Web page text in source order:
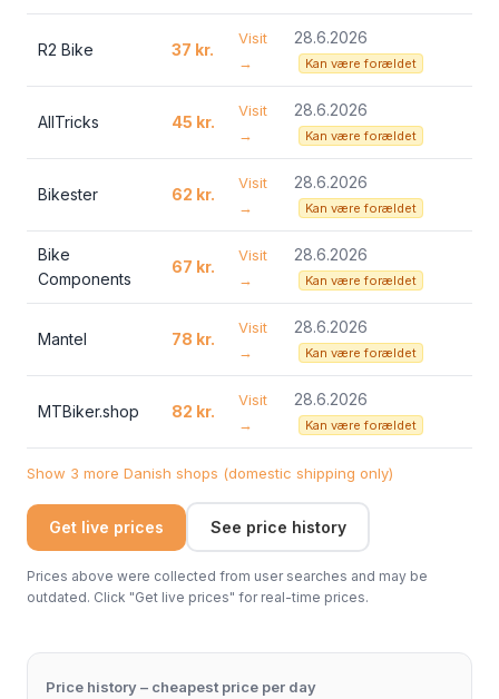
R2 Bike 37 kr.
Visit
→
28.6.2026
Kan være forældet
AllTricks 45 kr.
Visit
→
28.6.2026
Kan være forældet
Bikester 62 kr.
Visit
→
28.6.2026
Kan være forældet
Bike
Components
67 kr.
Visit
→
28.6.2026
Kan være forældet
Mantel 78 kr.
Visit
→
28.6.2026
Kan være forældet
MTBiker.shop 82 kr.
Visit
→
28.6.2026
Kan være forældet
Show 3 more Danish shops (domestic shipping only)
Get live prices See price history
Prices above were collected from user searches and may be
outdated. Click "Get live prices" for real-time prices.
Price history – cheapest price per day